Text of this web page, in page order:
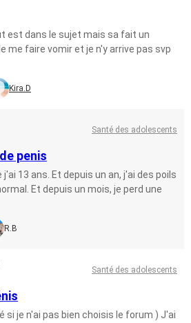
est dans le sujet mais sa fait un
me faire vomir et je n'y arrive pas svp
Kira.D
Santé des adolescents
penis
j'ai 13 ans. Et depuis un an, j'ai des poils
Et depuis un mois, je perd une
R.B
Santé des adolescents
si je n'ai pas bien choisis le forum ) J'ai